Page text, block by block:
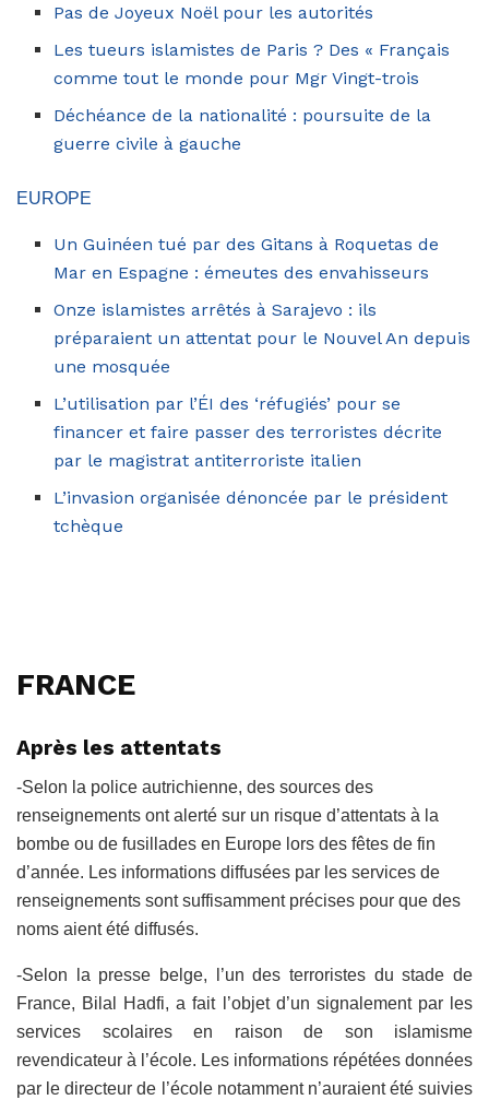
Pas de Joyeux Noël pour les autorités
Les tueurs islamistes de Paris ? Des « Français
comme tout le monde pour Mgr Vingt-trois
Déchéance de la nationalité : poursuite de la
guerre civile à gauche
EUROPE
Un Guinéen tué par des Gitans à Roquetas de
Mar en Espagne : émeutes des envahisseurs
Onze islamistes arrêtés à Sarajevo : ils
préparaient un attentat pour le Nouvel An depuis
une mosquée
L’utilisation par l’ÉI des ‘réfugiés’ pour se
financer et faire passer des terroristes décrite
par le magistrat antiterroriste italien
L’invasion organisée dénoncée par le président
tchèque
FRANCE
Après les attentats
-Selon la police autrichienne, des sources des
renseignements ont alerté sur un risque d’attentats à la
bombe ou de fusillades en Europe lors des fêtes de fin
d’année. Les informations diffusées par les services de
renseignements sont suffisamment précises pour que des
noms aient été diffusés.
-Selon la presse belge, l’un des terroristes du stade de
France, Bilal Hadfi, a fait l’objet d’un signalement par les
services scolaires en raison de son islamisme
revendicateur à l’école. Les informations répétées données
par le directeur de l’école notamment n’auraient été suivies